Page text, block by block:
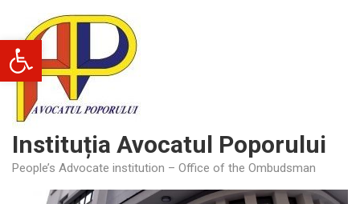
Deschide bara de unelte
content
Instituția Avocatul Poporului
People’s Advocate institution – Office of the Ombudsman